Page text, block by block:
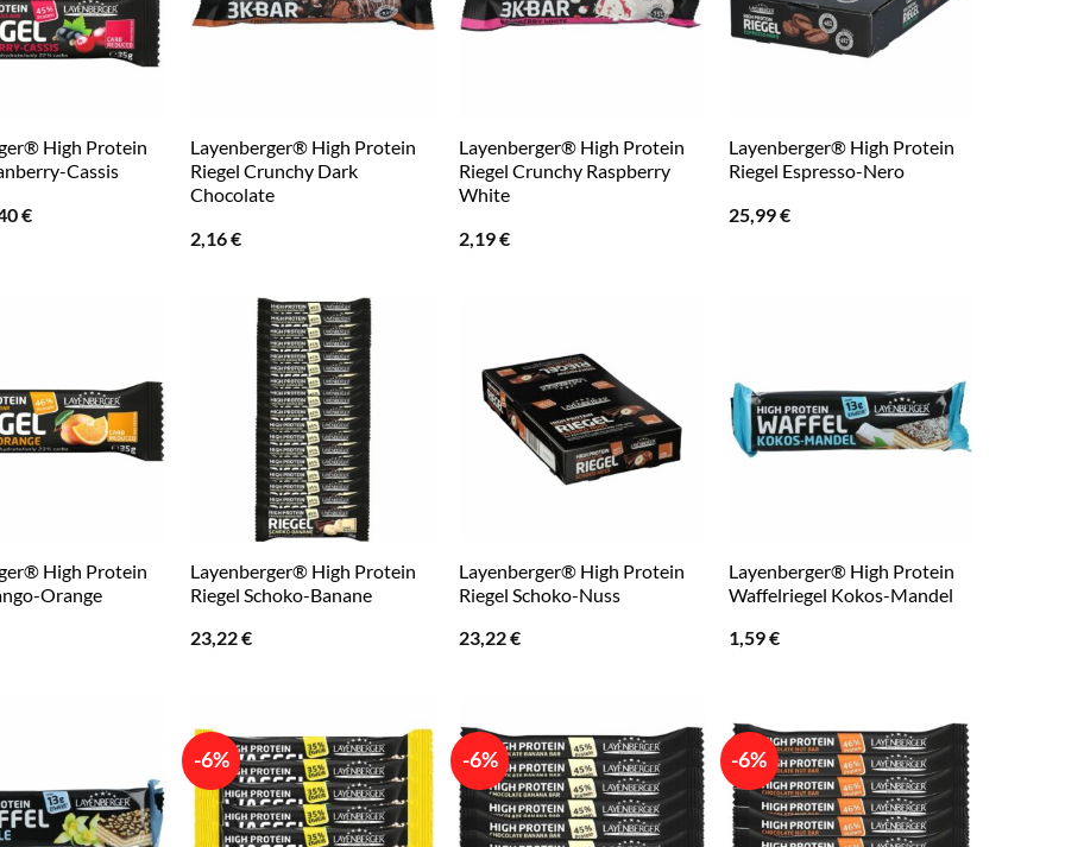
High Protein
Cassis
€Aktueller
Layenberger® High Protein
Riegel Crunchy Dark
Chocolate
2,16€
Layenberger® High Protein
Riegel Crunchy Raspberry
White
2,19€
Layenberger® High Protein
Riegel Espresso-Nero
25,99€
High Protein
Orange
Layenberger® High Protein
Riegel Schoko-Banane
23,22€
Layenberger® High Protein
Riegel Schoko-Nuss
23,22€
Layenberger® High Protein
Waffelriegel Kokos-Mandel
1,59€
-6% -6% -6%